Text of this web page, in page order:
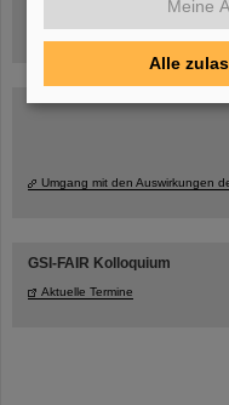
Umgang mit den Auswirkungen
GSI-FAIR Kolloquium
Aktuelle Termine
Meine
Alle